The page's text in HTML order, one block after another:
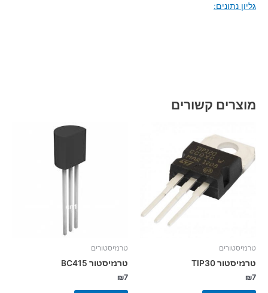
גליון נתונים:
מוצרים קשורים
טרנזיסטורים
טרנזיסטור TIP30
₪7
טרנזיסטורים
טרנזיסטור BC415
₪7